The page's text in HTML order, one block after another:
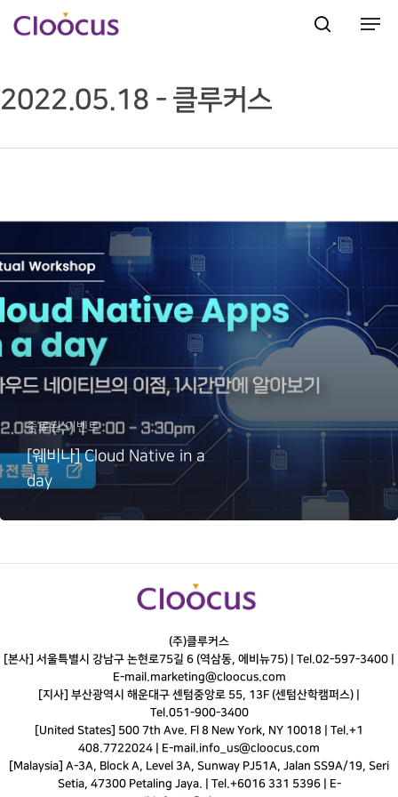
Hit enter to search or ESC to close
2022.05.18 - 클루커스
종료된 이벤트
[웨비나] Cloud Native in a
day
(주)클루커스
[본사] 서울특별시 강남구 논현로75길 6 (역삼동, 에비뉴75) | Tel.02-597-3400
E-mail.marketing@cloocus.com
[지사] 부산광역시 해운대구 센텀중앙로 55, 13F (센텀산학캠퍼스) |
Tel.051-900-3400
[United States] 500 7th Ave. Fl 8 New York, NY 10018 | Tel.+1
408.7722024 | E-mail.info_us@cloocus.com
[Malaysia] A-3A, Block A, Level 3A, Sunway PJ51A, Jalan SS9A/19, Seri
Setia, 47300 Petaling Jaya. | Tel.+6016 331 5396 | E-